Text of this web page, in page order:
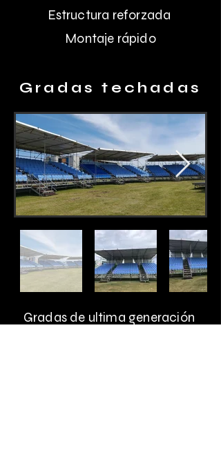
Estructura reforzada
Montaje rápido
Gradas techadas
Gradas de ultima generación